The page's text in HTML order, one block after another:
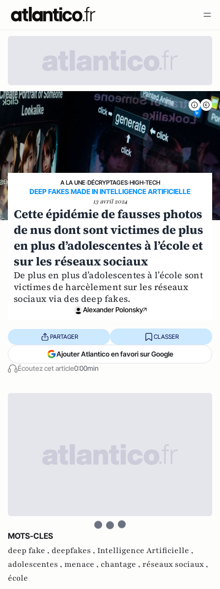
A LA UNE›DÉCRYPTAGES›HIGH-TECH
DEEP FAKES MADE IN INTELLIGENCE ARTIFICIELLE
13 avril 2024
Cette épidémie de fausses photos
de nus dont sont victimes de plus
en plus d’adolescentes à l’école et
sur les réseaux sociaux
De plus en plus d’adolescentes à l’école sont
victimes de harcèlement sur les réseaux
sociaux via des deep fakes.
Alexander Polonsky
Écoutez cet article0:00min
PARTAGER CLASSER
Ajouter Atlantico en favori sur Google
MOTS-CLES
deep fake , deepfakes , Intelligence Artificielle ,
adolescentes , menace , chantage , réseaux sociaux ,
école